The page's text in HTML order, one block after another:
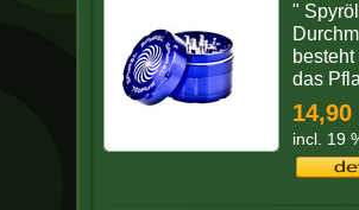
"
das
14,90
incl. 19